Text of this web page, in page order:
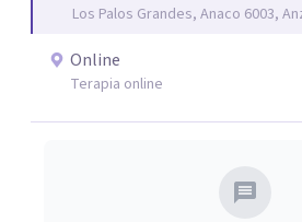
Los Palos Grandes, Anaco 6003,
Online
Terapia online